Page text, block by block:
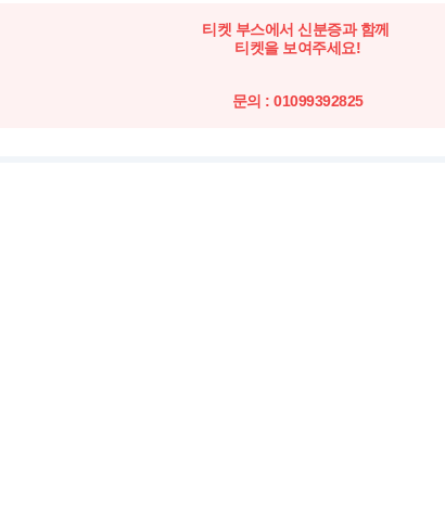
티켓 부스에서 신분증과 함께
티켓을 보여주세요!
문의 : 01099392825